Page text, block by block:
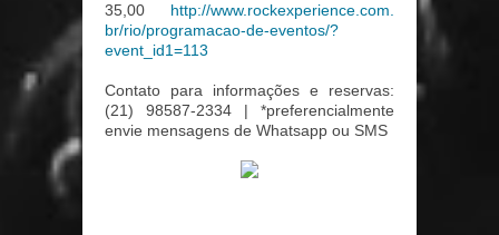
35,00 http://www.rockexperience.com.
br/rio/programacao-de-eventos/?
event_id1=113
Contato para informações e reservas:
(21) 98587-2334 | *preferencialmente
envie mensagens de Whatsapp ou SMS